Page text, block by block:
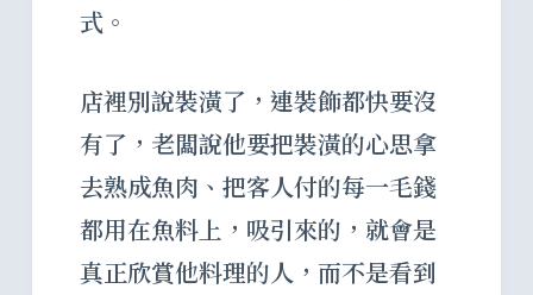
式。
店裡別說裝潢了，連裝飾都快要沒
有了，老闆說他要把裝潢的心思拿
去熟成魚肉、把客人付的每一毛錢
都用在魚料上，吸引來的，就會是
真正欣賞他料理的人，而不是看到